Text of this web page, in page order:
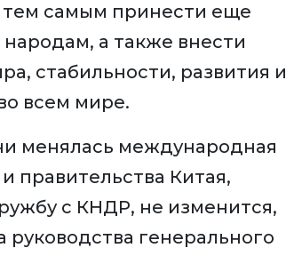
тем самым принести еще
а также внести
стабильности, развития и
всем мире.
менялась международная
правительства Китая,
с КНДР, не изменится,
генерального